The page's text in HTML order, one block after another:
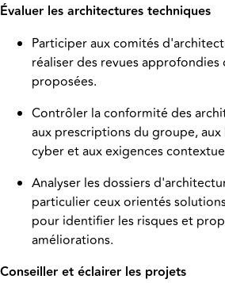
Évaluer les architectures techniques
Participer aux comités
réaliser des revues
proposées.
Contrôler la conformité des
aux prescriptions du groupe,
cyber et aux exigences
Analyser les dossiers
particulier ceux orientés
pour identifier les risques et
améliorations.
Conseiller et éclairer les projets